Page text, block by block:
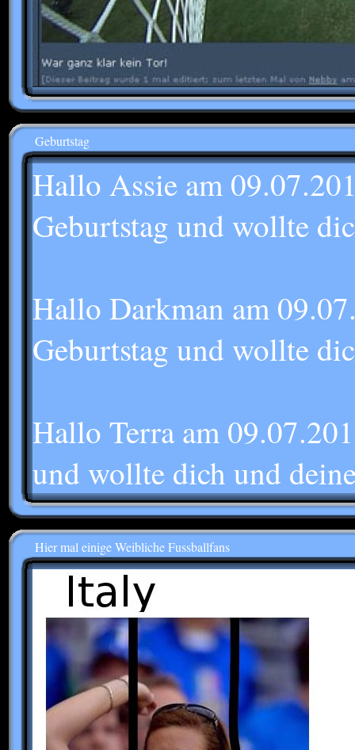
Geburtstag
Hallo Assie am
Geburtstag und wollte
Hallo Darkman am
Geburtstag und wollte
Hallo Terra am
und wollte dich und
Hier mal einige Weibliche Fussballfans